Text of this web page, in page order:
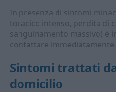
In presenza di sintomi
toracico intenso, perdita di
sanguinamento massivo) è
contattare immediatamente
Sintomi trattati
domicilio